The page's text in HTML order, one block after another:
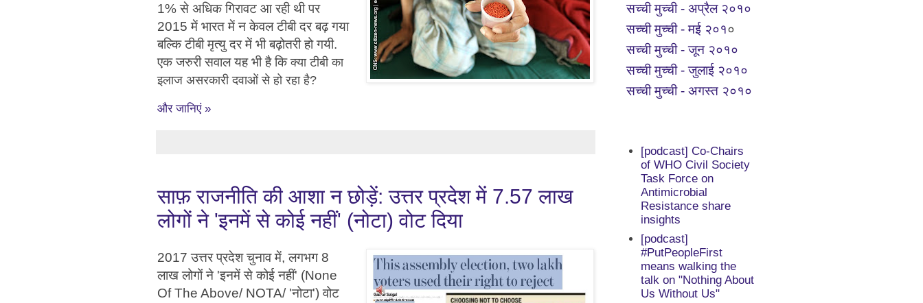
1% से अधिक गिरावट आ रही थी पर
2015 में भारत में न केवल टीबी दर बढ़ गया
बल्कि टीबी मृत्यु दर में भी बढ़ोतरी हो गयी.
एक जरुरी सवाल यह भी है किक्या टीबी का
इलाज असरकारी दवाओं से हो रहा है?
और जानिएं »
साफ़ राजनीति की आशा न छोड़ें: उत्तर प्रदेश में 7.57 लाख
लोगों ने 'इनमें से कोई नहीं' (नोटा) वोट दिया
2017 उत्तर प्रदेश चुनाव में, लगभग 8
लाख लोगों ने 'इनमें से कोई नहीं' (None
Of The Above/ NOTA/ 'नोटा') वोट
सच्ची मुच्ची - अप्रैल २०१०
सच्ची मुच्ची - मई २०१०
सच्ची मुच्ची - जून २०१०
सच्ची मुच्ची - जुलाई २०१०
सच्ची मुच्ची - अगस्त २०१०
[podcast] Co-Chairs
of WHO Civil Society
Task Force on
Antimicrobial
Resistance share
insights
[podcast]
#PutPeopleFirst
means walking the
talk on "Nothing About
Us Without Us"